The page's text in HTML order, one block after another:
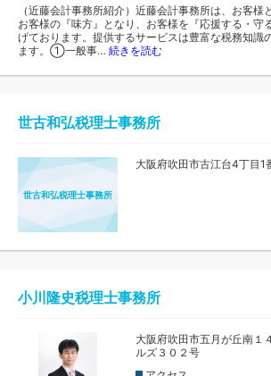
（近藤会計事務所紹介）近藤会計事務所は、お客様
お客様の『味方』となり、お客様を『応援する・守
げております。提供するサービスは豊富な税務知識
ます。①一般事… 続きを読む
世古和弘税理士事務所
世古和弘税理士事務所
大阪府吹田市古江台4丁目1
小川隆史税理士事務所
大阪府吹田市五月が丘南１
ルズ３０２号